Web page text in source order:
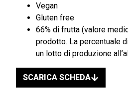
Vegan
Gluten free
66% di frutta (valore
prodotto. La percentuale
un lotto di produzione
SCARICA SCHEDA